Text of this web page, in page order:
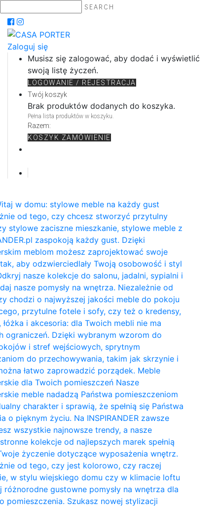
SEARCH
Zaloguj się
Musisz się zalogować, aby dodać i wyświetlić
swoją listę życzeń.
LOGOWANIE / REJESTRACJA
Twój koszyk
Brak produktów dodanych do koszyka.
Pełna lista produktów w koszyku.
Razem:
KOSZYK ZAMÓWIENIE
w domu: stylowe meble na każdy gust
od tego, czy chcesz stworzyć przytulny
stylowe zaciszne mieszkanie, stylowe meble z
zaspokoją każdy gust. Dzięki
meblom możesz zaprojektować swoje
aby odzwierciedlały Twoją osobowość i styl
nasze kolekcje do salonu, jadalni, sypialni i
nasze pomysły na wnętrza. Niezależnie od
chodzi o najwyższej jakości meble do pokoju
przytulne fotele i sofy, czy też o kredensy,
i akcesoria: dla Twoich mebli nie ma
ograniczeń. Dzięki wybranym wzorom do
i stref wejściowych, sprytnym
do przechowywania, takim jak skrzynie i
łatwo zaprowadzić porządek. Meble
dla Twoich pomieszczeń Nasze
meble nadadzą Państwa pomieszczeniom
charakter i sprawią, że spełnią się Państwa
o pięknym życiu. Na INSPIRANDER zawsze
wszystkie najnowsze trendy, a nasze
kolekcje od najlepszych marek spełnią
życzenie dotyczące wyposażenia wnętrz.
od tego, czy jest kolorowo, czy raczej
w stylu wiejskiego domu czy w klimacie loftu
różnorodne gustowne pomysły na wnętrza dla
pomieszczenia. Szukasz nowej stylizacji